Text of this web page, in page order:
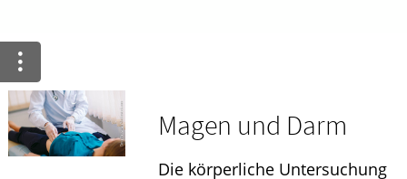
Leistungen
Ratgeber
Krankheiten & TherapieMagen und Darm
Die körperliche Untersuchung